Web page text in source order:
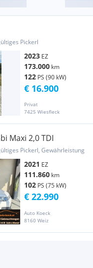
Pickerl
2023 EZ
173.000 km
122 PS (90 kW)
Privat
7425 Wiesfleck
€ 16.900
Maxi 2,0 TDI
Pickerl, Gewährleistung
2021 EZ
111.860 km
102 PS (75 kW)
Auto Koeck
8160 Weiz
€ 22.990